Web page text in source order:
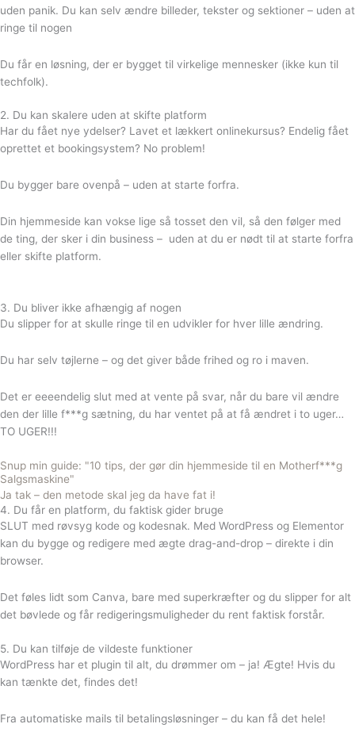
uden panik. Du kan selv ændre billeder, tekster og sektioner – uden at
ringe til nogen
Du får en løsning, der er bygget til virkelige mennesker (ikke kun til
techfolk).
2. Du kan skalere uden at skifte platform
Har du fået nye ydelser? Lavet et lækkert onlinekursus? Endelig fået
oprettet et bookingsystem? No problem!
Du bygger bare ovenpå – uden at starte forfra.
Din hjemmeside kan vokse lige så tosset den vil, så den følger med
de ting, der sker i din business – uden at du er nødt til at starte forfra
eller skifte platform.
3. Du bliver ikke afhængig af nogen
Du slipper for at skulle ringe til en udvikler for hver lille ændring.
Du har selv tøjlerne – og det giver både frihed og ro i maven.
Det er eeeendelig slut med at vente på svar, når du bare vil ændre
den der lille f***g sætning, du har ventet på at få ændret i to uger…
TO UGER!!!
Snup min guide: "10 tips, der gør din hjemmeside til en Motherf***g
Salgsmaskine"
Ja tak – den metode skal jeg da have fat i!
4. Du får en platform, du faktisk gider bruge
SLUT med røvsyg kode og kodesnak. Med WordPress og Elementor
kan du bygge og redigere med ægte drag-and-drop – direkte i din
browser.
Det føles lidt som Canva, bare med superkræfter og du slipper for alt
det bøvlede og får redigeringsmuligheder du rent faktisk forstår.
5. Du kan tilføje de vildeste funktioner
WordPress har et plugin til alt, du drømmer om – ja! Ægte! Hvis du
kan tænkte det, findes det!
Fra automatiske mails til betalingsløsninger – du kan få det hele!